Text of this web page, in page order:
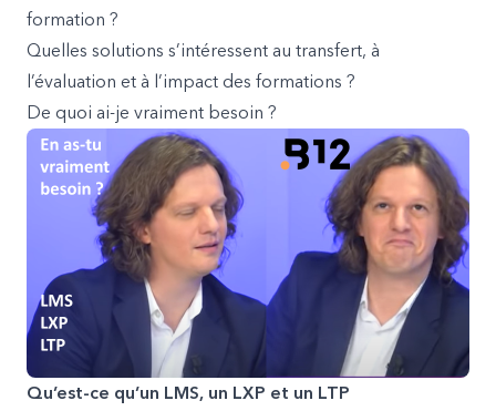
formation ?
Quelles solutions s’intéressent au transfert, à
l’évaluation et à l’impact des formations ?
De quoi ai-je vraiment besoin ?
Qu’est-ce qu’un LMS, un LXP et un LTP